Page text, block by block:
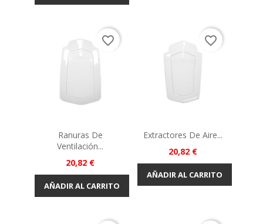
Ranuras De
Ventilación...
Precio
20,82 €
AÑADIR AL CARRITO
favorite_border
Extractores De Aire...
Precio
20,82 €
AÑADIR AL CARRITO
favorite_border